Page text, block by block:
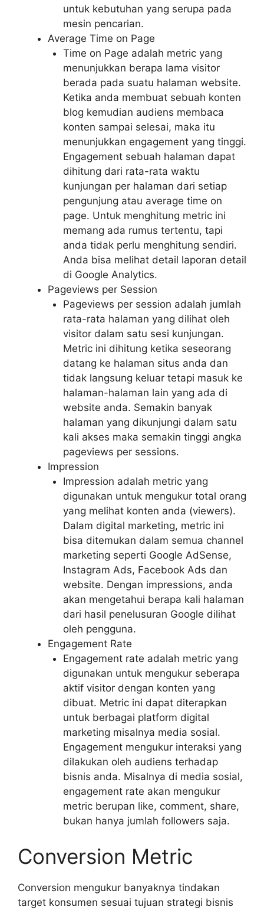
untuk kebutuhan yang serupa pada
mesin pencarian.
Average Time on Page
Time on Page adalah metric yang
menunjukkan berapa lama visitor
berada pada suatu halaman website.
Ketika anda membuat sebuah konten
blog kemudian audiens membaca
konten sampai selesai, maka itu
menunjukkan engagement yang tinggi.
Engagement sebuah halaman dapat
dihitung dari rata-rata waktu
kunjungan per halaman dari setiap
pengunjung atau average time on
page. Untuk menghitung metric ini
memang ada rumus tertentu, tapi
anda tidak perlu menghitung sendiri.
Anda bisa melihat detail laporan detail
di Google Analytics.
Pageviews per Session
Pageviews per session adalah jumlah
rata-rata halaman yang dilihat oleh
visitor dalam satu sesi kunjungan.
Metric ini dihitung ketika seseorang
datang ke halaman situs anda dan
tidak langsung keluar tetapi masuk ke
halaman-halaman lain yang ada di
website anda. Semakin banyak
halaman yang dikunjungi dalam satu
kali akses maka semakin tinggi angka
pageviews per sessions.
Impression
Impression adalah metric yang
digunakan untuk mengukur total orang
yang melihat konten anda (viewers).
Dalam digital marketing, metric ini
bisa ditemukan dalam semua channel
marketing seperti Google AdSense,
Instagram Ads, Facebook Ads dan
website. Dengan impressions, anda
akan mengetahui berapa kali halaman
dari hasil penelusuran Google dilihat
oleh pengguna.
Engagement Rate
Engagement rate adalah metric yang
digunakan untuk mengukur seberapa
aktif visitor dengan konten yang
dibuat. Metric ini dapat diterapkan
untuk berbagai platform digital
marketing misalnya media sosial.
Engagement mengukur interaksi yang
dilakukan oleh audiens terhadap
bisnis anda. Misalnya di media sosial,
engagement rate akan mengukur
metric berupan like, comment, share,
bukan hanya jumlah followers saja.
Conversion Metric
Conversion mengukur banyaknya tindakan
target konsumen sesuai tujuan strategi bisnis